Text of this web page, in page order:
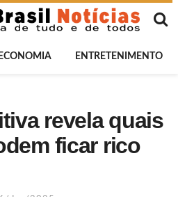
ECONOMIA ENTRETENIMENTO
revela quais
ficar rico